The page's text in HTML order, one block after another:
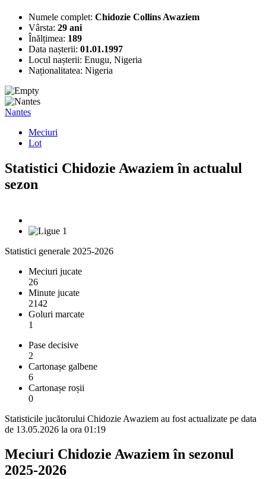
Numele complet: Chidozie Collins Awaziem
Vârsta: 29 ani
Înălțimea: 189
Data nașterii: 01.01.1997
Locul nașterii: Enugu, Nigeria
Naționalitatea: Nigeria
Nantes
Meciuri
Lot
Statistici Chidozie Awaziem în actualul
sezon
Statistici generale 2025-2026
Meciuri jucate
26
Minute jucate
2142
Goluri marcate
1
Pase decisive
2
Cartonașe galbene
6
Cartonașe roșii
0
Statisticile jucătorului Chidozie Awaziem au fost actualizate pe data
de 13.05.2026 la ora 01:19
Meciuri Chidozie Awaziem în sezonul
2025-2026